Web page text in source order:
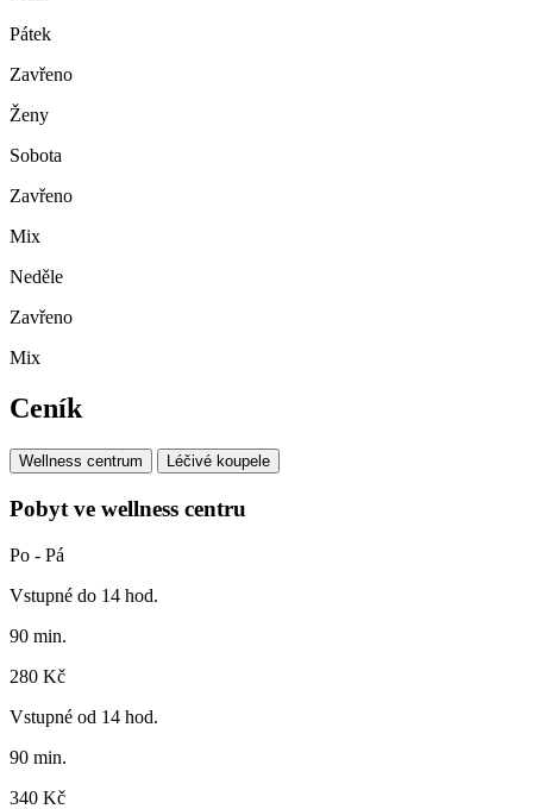
Pátek
Zavřeno
Ženy
Sobota
Zavřeno
Mix
Neděle
Zavřeno
Mix
Ceník
Wellness centrum Léčivé koupele
Pobyt ve wellness centru
Po - Pá
Vstupné do 14 hod.
90 min.
280 Kč
Vstupné od 14 hod.
90 min.
340 Kč